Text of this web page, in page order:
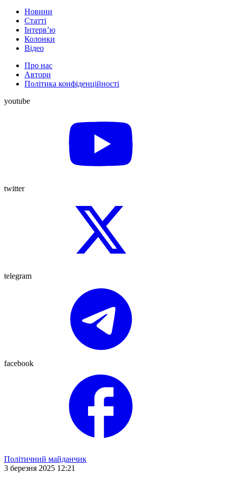
Новини
Статті
Інтерв’ю
Колонки
Відео
Про нас
Автори
Політика конфіденційності
youtube
twitter
telegram
facebook
Політичний майданчик
3 березня 2025 12:21